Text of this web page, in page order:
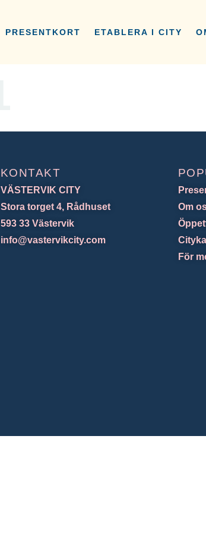
PRESENTKORT ETABLERA I CITY
KONTAKT
VÄSTERVIK CITY
Stora torget 4, Rådhuset
593 33 Västervik
info@vastervikcity.com
Om
För